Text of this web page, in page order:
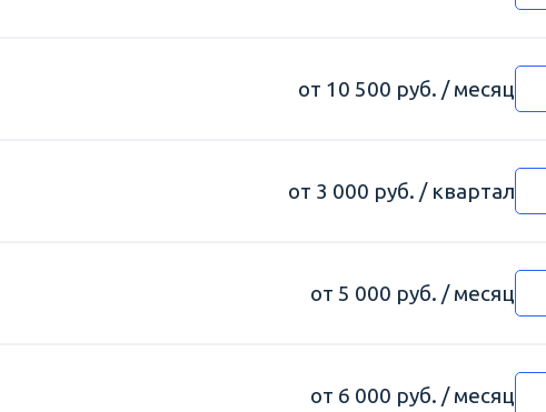
от 10 500 руб. / месяц
от 3 000 руб. / квартал
от 5 000 руб. / месяц
от 6 000 руб. / месяц